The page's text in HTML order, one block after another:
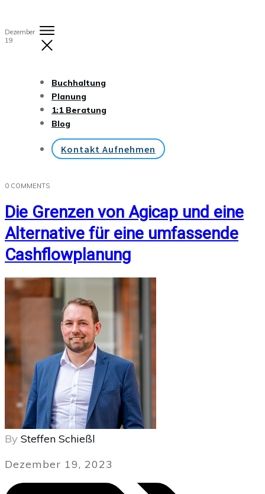
Buchhaltung
Planung
1:1 Beratung
Blog
Kontakt Aufnehmen
Dezember
19
0 COMMENTS
Die Grenzen von Agicap und eine
Alternative für eine umfassende
Cashflowplanung
By Steffen Schießl
Dezember 19, 2023